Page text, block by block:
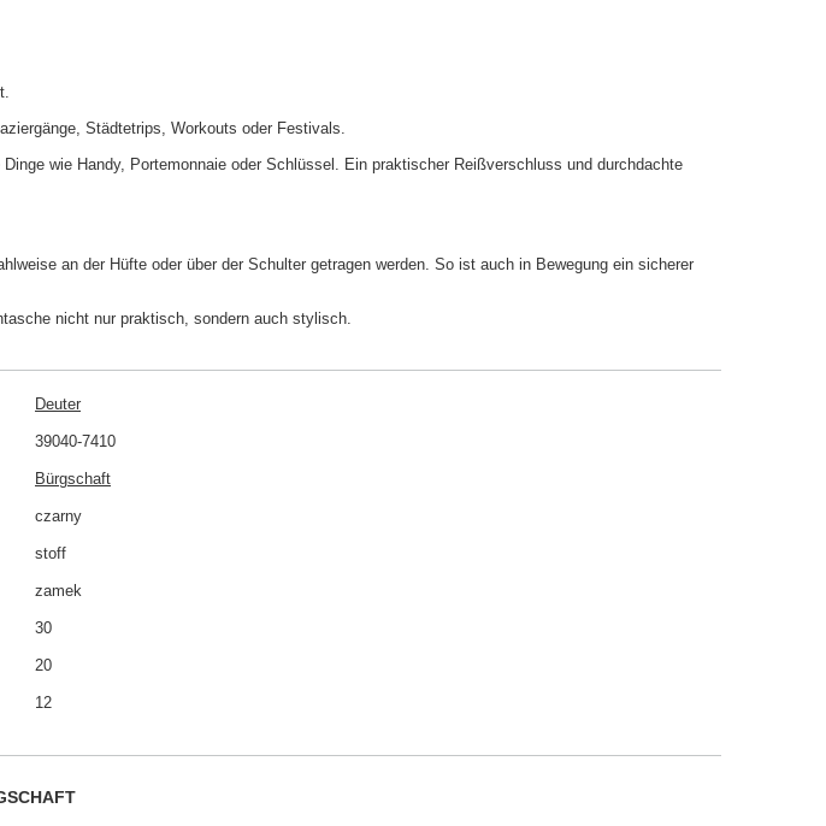
Städtetrips, Workouts oder Festivals.
wie Handy, Portemonnaie oder Schlüssel. Ein praktischer Reißverschluss und durchdachte
an der Hüfte oder über der Schulter getragen werden. So ist auch in Bewegung ein sicherer
nicht nur praktisch, sondern auch stylisch.
Deuter
39040-7410
Bürgschaft
czarny
stoff
zamek
30
20
12